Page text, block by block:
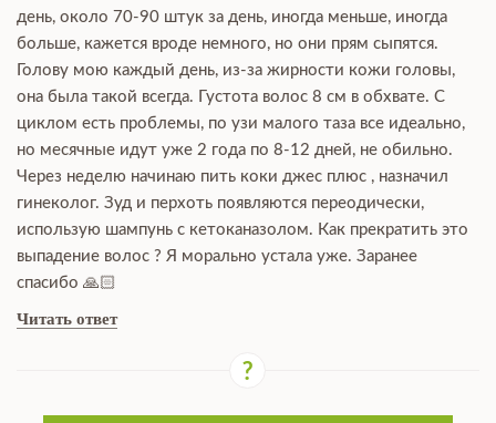
день, около 70-90 штук за день, иногда меньше, иногда
больше, кажется вроде немного, но они прям сыпятся.
Голову мою каждый день, из-за жирности кожи головы,
она была такой всегда. Густота волос 8 см в обхвате. С
циклом есть проблемы, по узи малого таза все идеально,
но месячные идут уже 2 года по 8-12 дней, не обильно.
Через неделю начинаю пить коки джес плюс , назначил
гинеколог. Зуд и перхоть появляются переодически,
использую шампунь с кетоканазолом. Как прекратить это
выпадение волос ? Я морально устала уже. Заранее
спасибо 🙏🏻
Читать ответ